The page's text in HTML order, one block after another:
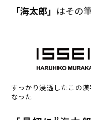
「海太郎」 はその
すっかり浸透したこの
なった